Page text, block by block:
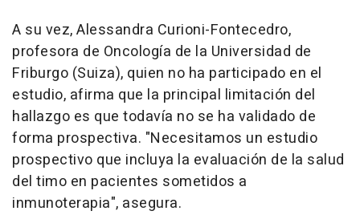
A su vez, Alessandra Curioni-Fontecedro,
profesora de Oncología de la Universidad de
Friburgo (Suiza), quien no ha participado en el
estudio, afirma que la principal limitación del
hallazgo es que todavía no se ha validado de
forma prospectiva. "Necesitamos un estudio
prospectivo que incluya la evaluación de la salud
del timo en pacientes sometidos a
inmunoterapia", asegura.